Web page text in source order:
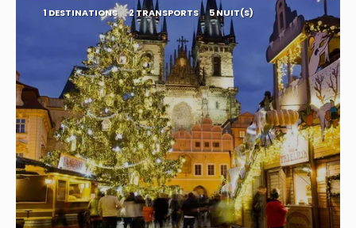
1 DESTINATIONS 2 TRANSPORTS 5 NUIT(S)